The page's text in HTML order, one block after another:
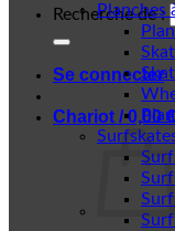
Recherche de :
Se connecter
Chariot /0,00€
Planches